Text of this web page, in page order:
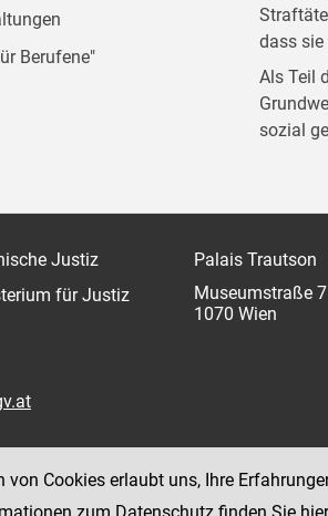
dass sie
Als Teil
sozial
Berufene"
Justiz
für Justiz
Palais Trautson
Museumstraße 7
1070 Wien
von Cookies erlaubt uns, Ihre